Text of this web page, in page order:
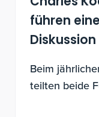
führen
Beim
teilten beide